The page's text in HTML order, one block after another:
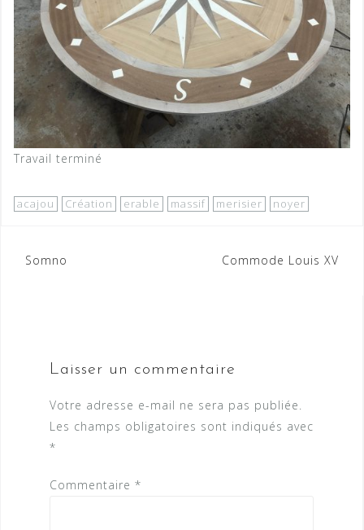
Travail terminé
acajou Création erable massif merisier noyer
Navigation
Somno Commode Louis XV
Laisser un commentaire
Votre adresse e-mail ne sera pas publiée.
Les champs obligatoires sont indiqués avec
*
Commentaire *